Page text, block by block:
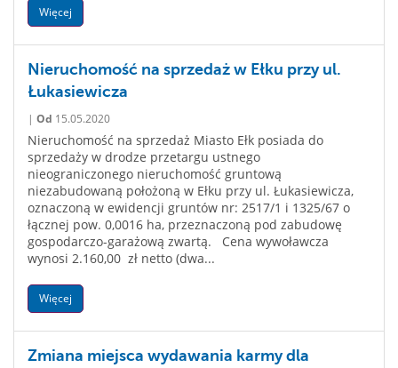
Więcej
Nieruchomość na sprzedaż w Ełku przy ul.
Łukasiewicza
| Od 15.05.2020
Nieruchomość na sprzedaż Miasto Ełk posiada do
sprzedaży w drodze przetargu ustnego
nieograniczonego nieruchomość gruntową
niezabudowaną położoną w Ełku przy ul. Łukasiewicza,
oznaczoną w ewidencji gruntów nr: 2517/1 i 1325/67 o
łącznej pow. 0,0016 ha, przeznaczoną pod zabudowę
gospodarczo-garażową zwartą. Cena wywoławcza
wynosi 2.160,00 zł netto (dwa...
Więcej
Zmiana miejsca wydawania karmy dla